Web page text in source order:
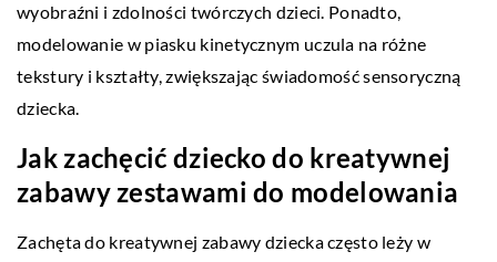
wyobraźni i zdolności twórczych dzieci. Ponadto,
modelowanie w piasku kinetycznym uczula na różne
tekstury i kształty, zwiększając świadomość sensoryczną
dziecka.
Jak zachęcić dziecko do kreatywnej
zabawy zestawami do modelowania
Zachęta do kreatywnej zabawy dziecka często leży w